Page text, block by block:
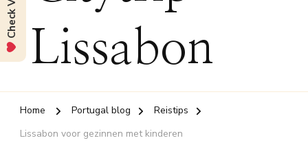
Lissabon
Home Portugal blog
Reistips
Lissabon voor gezinnen met kinderen